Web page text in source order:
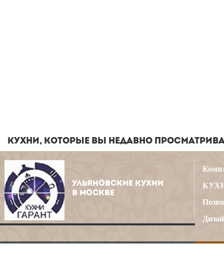
КУХНИ, КОТОРЫЕ ВЫ НЕДАВНО
УЛЬЯНОВСКИЕ КУХНИ
В МОСКВЕ